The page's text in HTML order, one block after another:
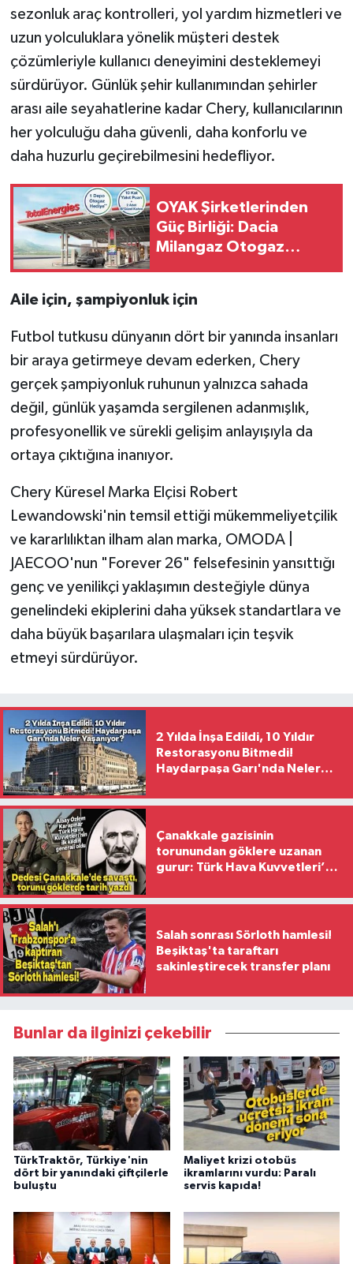
sezonluk araç kontrolleri, yol yardım hizmetleri ve
uzun yolculuklara yönelik müşteri destek
çözümleriyle kullanıcı deneyimini desteklemeyi
sürdürüyor. Günlük şehir kullanımından şehirler
arası aile seyahatlerine kadar Chery, kullanıcılarının
her yolculuğu daha güvenli, daha konforlu ve
daha huzurlu geçirebilmesini hedefliyor.
OYAK Şirketlerinden
Güç Birliği: Dacia
Milangaz Otogaz
Aile için, şampiyonluk için
Futbol tutkusu dünyanın dört bir yanında insanları
bir araya getirmeye devam ederken, Chery
gerçek şampiyonluk ruhunun yalnızca sahada
değil, günlük yaşamda sergilenen adanmışlık,
profesyonellik ve sürekli gelişim anlayışıyla da
ortaya çıktığına inanıyor.
Chery Küresel Marka Elçisi Robert
Lewandowski'nin temsil ettiği mükemmeliyetçilik
ve kararlılıktan ilham alan marka, OMODA |
JAECOO'nun "Forever 26" felsefesinin yansıttığı
genç ve yenilikçi yaklaşımın desteğiyle dünya
genelindeki ekiplerini daha yüksek standartlara ve
daha büyük başarılara ulaşmaları için teşvik
etmeyi sürdürüyor.
2 Yılda İnşa Edildi, 10 Yıldır
Restorasyonu Bitmedi!
Haydarpaşa Garı'nda Neler
Çanakkale gazisinin
torunundan göklere uzanan
gurur: Türk Hava Kuvvetleri’nin
Salah sonrası Sörloth hamlesi!
Beşiktaş'ta taraftarı
sakinleştirecek transfer planı
Bunlar da ilginizi çekebilir
TürkTraktör, Türkiye'nin
dört bir yanındaki çiftçilerle
buluştu
Maliyet krizi otobüs
ikramlarını vurdu: Paralı
servis kapıda!